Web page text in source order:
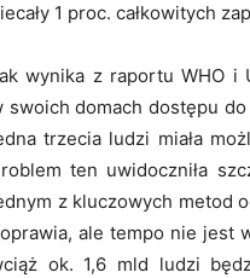
1 proc. całkowitych
wynika z raportu WHO i
swoich domach dostępu
trzecia ludzi miała
ten uwidoczniła
z kluczowych metod
ale tempo nie jest
ok. 1,6 mld ludzi